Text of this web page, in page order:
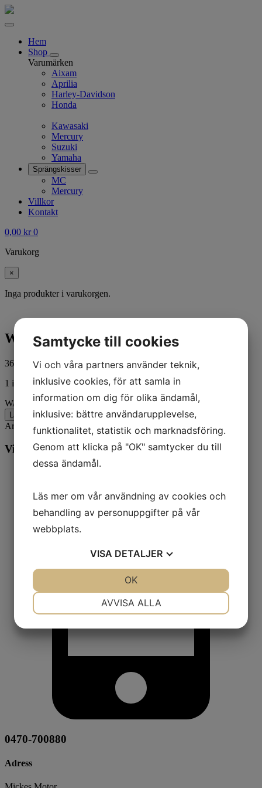
Hem
Shop
Varumärken
Aixam
Aprilia
Harley-Davidson
Honda
Kawasaki
Mercury
Suzuki
Yamaha
Sprängskisser
MC
Mercury
Villkor
Kontakt
0,00 kr 0
Varukorg
×
Inga produkter i varukorgen.
WASHER @5
36,00 kr ink. moms
1 i lager
WASHER @5 mängd
Lägg till i varukorg
Artikelnr: 72498 Kategorier:Båt, Mercury
Vill du veta mer? Ring oss:
0470-700880
Adress
Samtycke till cookies
Vi och våra partners använder teknik,
inklusive cookies, för att samla in
information om dig för olika ändamål,
inklusive: bättre användarupplevelse,
funktionalitet, statistik och marknadsföring.
Genom att klicka på "OK" samtycker du till
dessa ändamål.
Läs mer om vår användning av cookies och
behandling av personuppgifter på vår
webbplats.
VISA DETALJER
AVVISA ALLA
OK